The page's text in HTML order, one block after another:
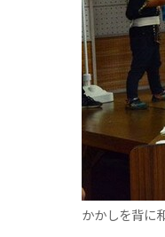
かかしを背に
まつり・イベント
おみやげ・特産
道の駅・産直
アウトドア・レジャー
ご当地グルメ